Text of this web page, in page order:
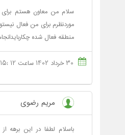
سلام من معاون هستم برای
موردنظرم برای من فعال
منطقه فعال شده
30 خرداد 1402 ساعت 12 :15
مریم رضوی
باسلام لطفا در این برهه